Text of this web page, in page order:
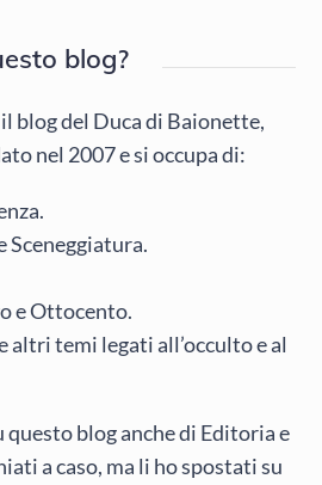
blog?
blog del Duca di Baionette,
nel 2007 e si occupa di:
Sceneggiatura.
e Ottocento.
altri temi legati all’occulto e al
questo blog anche di Editoria e
a caso, ma li ho spostati su